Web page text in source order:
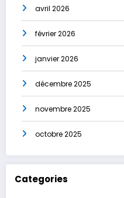
avril 2026
février 2026
janvier 2026
décembre 2025
novembre 2025
octobre 2025
Categories